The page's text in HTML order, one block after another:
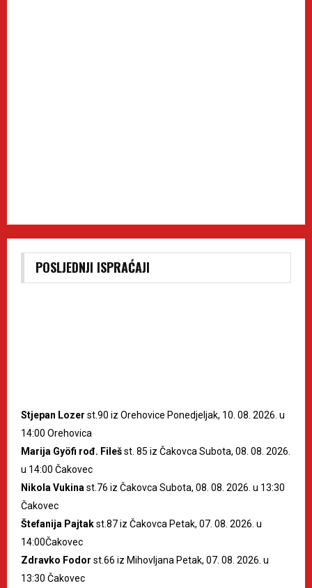
POSLJEDNJI ISPRAĆAJI
Stjepan Lozer st.90 iz Orehovice Ponedjeljak, 10. 08. 2026. u
14:00 Orehovica
Marija Gyöfi rođ. Filešst. 85 iz Čakovca Subota, 08. 08. 2026.
u 14:00 Čakovec
Nikola Vukina st.76 iz Čakovca Subota, 08. 08. 2026. u 13:30
Čakovec
Štefanija Pajtakst.87 iz Čakovca Petak, 07. 08. 2026. u
14:00Čakovec
Zdravko Fodor st.66 iz Mihovljana Petak, 07. 08. 2026. u
13:30 Čakovec